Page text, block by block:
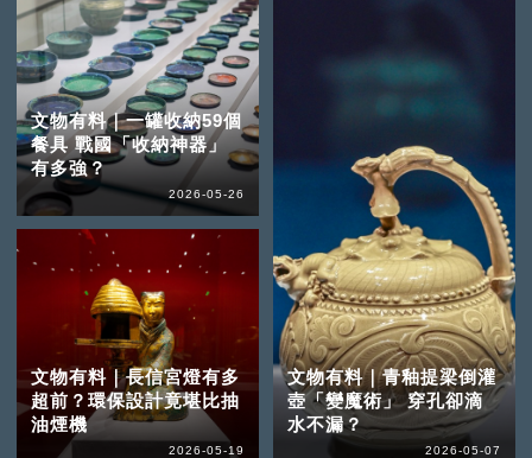
文物有料｜一罐收納59個
餐具 戰國「收納神器」
有多強？
2026-05-26
文物有料｜長信宮燈有多
超前？環保設計竟堪比抽
油煙機
2026-05-19
文物有料｜青釉提梁倒灌
壺「變魔術」 穿孔卻滴
水不漏？
2026-05-07